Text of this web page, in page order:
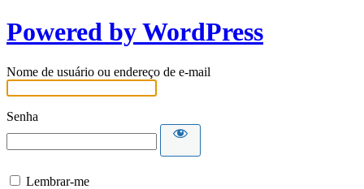
Powered by WordPress
Nome de usuário ou endereço de e-mail
Senha
Lembrar-me